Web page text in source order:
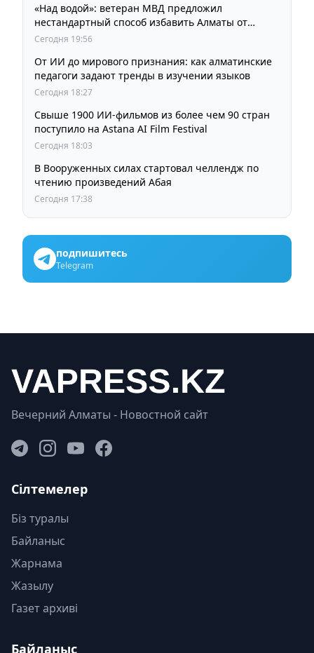
«Над водой»: ветеран МВД предложил
нестандартный способ избавить Алматы от
пробок и смога
Сегодня 19:56
От ИИ до мирового признания: как алматинские
педагоги задают тренды в изучении языков
Сегодня 18:27
Свыше 1900 ИИ-фильмов из более чем 90 стран
поступило на Astana AI Film Festival
Сегодня 18:03
В Вооруженных силах стартовал челлендж по
чтению произведений Абая
Сегодня 17:38
подпишитесь
Telegram
Вечерний Алматы - Новостной сайт
Сілтемелер
Біз туралы
Байланыс
Жарнама
Жазылу
Газет архиві
Байланыс